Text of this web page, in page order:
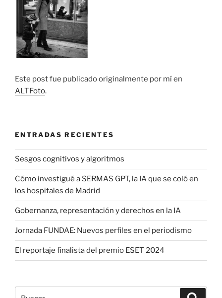
Este post fue publicado originalmente por mí en
ALTFoto.
ENTRADAS RECIENTES
Sesgos cognitivos y algoritmos
Cómo investigué a SERMAS GPT, la IA que se coló en
los hospitales de Madrid
Gobernanza, representación y derechos en la IA
Jornada FUNDAE: Nuevos perfiles en el periodismo
El reportaje finalista del premio ESET 2024